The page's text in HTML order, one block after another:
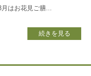
はお花見ご膳...
続きを見る